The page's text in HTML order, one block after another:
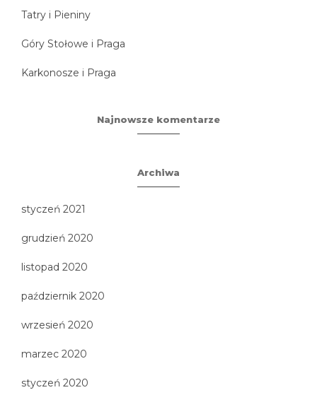
Tatry i Pieniny
Góry Stołowe i Praga
Karkonosze i Praga
Najnowsze komentarze
Archiwa
styczeń 2021
grudzień 2020
listopad 2020
październik 2020
wrzesień 2020
marzec 2020
styczeń 2020